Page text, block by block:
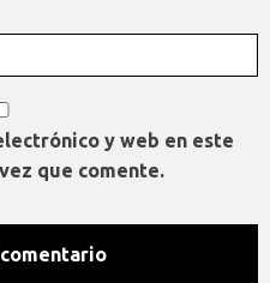
y web en este
que comente.